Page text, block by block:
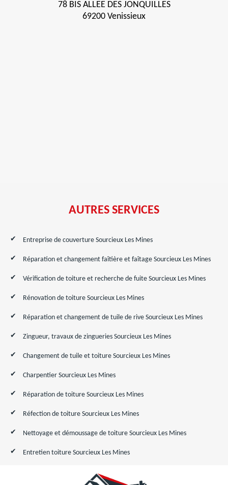
78 BIS ALLEE DES JONQUILLES
69200 Venissieux
AUTRES SERVICES
Entreprise de couverture Sourcieux Les Mines
Réparation et changement faîtière et faîtage Sourcieux Les Mines
Vérification de toiture et recherche de fuite Sourcieux Les Mines
Rénovation de toiture Sourcieux Les Mines
Réparation et changement de tuile de rive Sourcieux Les Mines
Zingueur, travaux de zingueries Sourcieux Les Mines
Changement de tuile et toiture Sourcieux Les Mines
Charpentier Sourcieux Les Mines
Réparation de toiture Sourcieux Les Mines
Réfection de toiture Sourcieux Les Mines
Nettoyage et démoussage de toiture Sourcieux Les Mines
Entretien toiture Sourcieux Les Mines